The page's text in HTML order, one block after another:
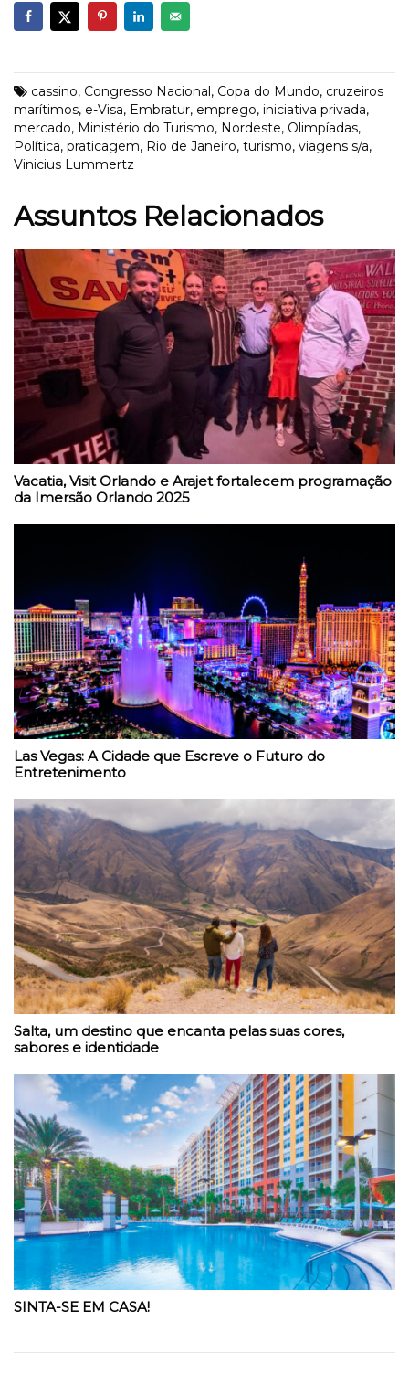
cassino, Congresso Nacional, Copa do Mundo, cruzeiros
marítimos, e-Visa, Embratur, emprego, iniciativa privada,
mercado, Ministério do Turismo, Nordeste, Olimpíadas,
Política, praticagem, Rio de Janeiro, turismo, viagens s/a,
Vinicius Lummertz
Assuntos Relacionados
Vacatia, Visit Orlando e Arajet fortalecem programação
da Imersão Orlando 2025
Las Vegas: A Cidade que Escreve o Futuro do
Entretenimento
Salta, um destino que encanta pelas suas cores,
sabores e identidade
SINTA-SE EM CASA!